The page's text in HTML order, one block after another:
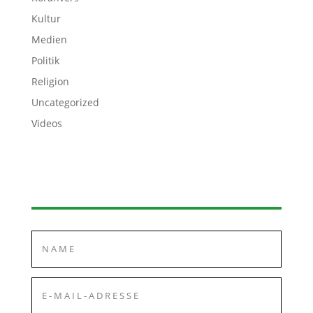
Kultur
Medien
Politik
Religion
Uncategorized
Videos